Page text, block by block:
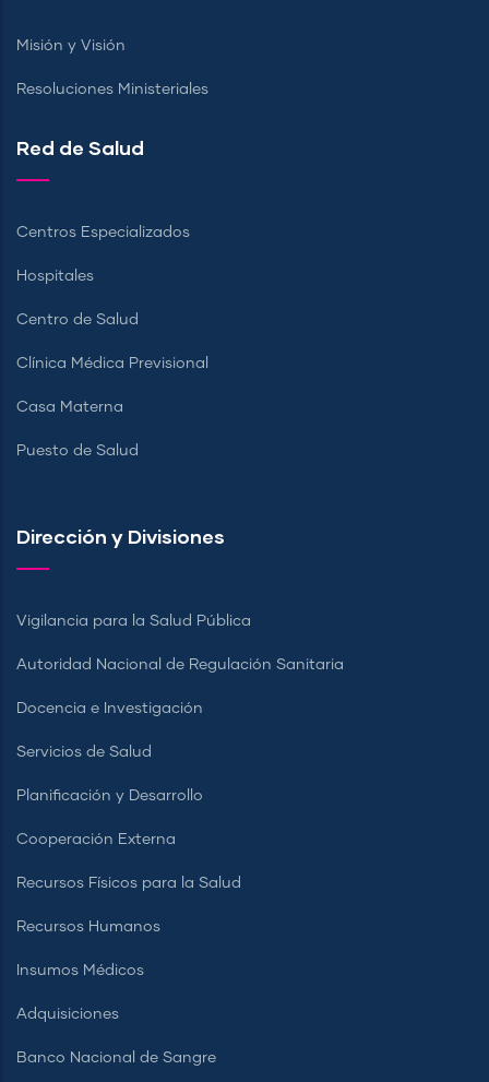
Misión y Visión
Resoluciones Ministeriales
Red de Salud
Centros Especializados
Hospitales
Centro de Salud
Clínica Médica Previsional
Casa Materna
Puesto de Salud
Dirección y Divisiones
Vigilancia para la Salud Pública
Autoridad Nacional de Regulación Sanitaria
Docencia e Investigación
Servicios de Salud
Planificación y Desarrollo
Cooperación Externa
Recursos Físicos para la Salud
Recursos Humanos
Insumos Médicos
Adquisiciones
Banco Nacional de Sangre